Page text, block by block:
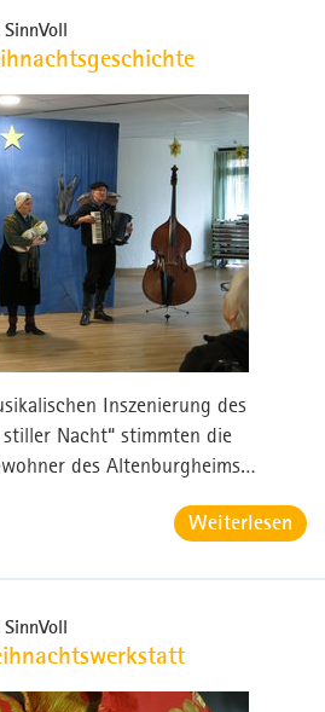
Inszenierung des
Nacht“ stimmten die
des Altenburgheims…
Weiterlesen